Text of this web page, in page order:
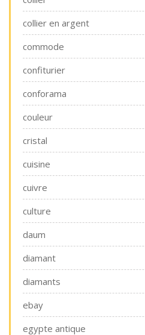
collier en argent
commode
confiturier
conforama
couleur
cristal
cuisine
cuivre
culture
daum
diamant
diamants
ebay
egypte antique